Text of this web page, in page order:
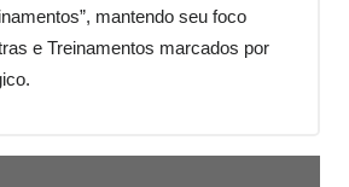
mantendo seu foco
e Treinamentos marcados por